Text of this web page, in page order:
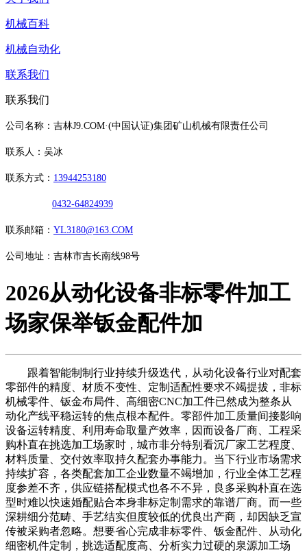
机械百科
机械自动化
联系我们
联系我们
公司名称：吉林J9.COM·(中国认证)集团矿山机械有限责任公司
联系人：吴冰
联系方式： 13944253180
0432-64824939
联系邮箱： YL3180@163.COM
公司地址：吉林市吉长南线98号
2026从动化设备非标零件加工
场家保举钣金配件加
跟着智能制制行业持续升级迭代，从动化设备行业对配套
零部件的精度、材质不变性、定制适配性要求不竭提拔，非标
机械零件、钣金布局件、高细密CNC加工件已然成为整条从
动化产线平稳运转的焦点根本配件。零部件加工质量间接影响
设备运转精度、利用寿命取量产效率，因而设备厂商、工程采
购朴直在挑选加工场家时，城市非分特别看沉厂家工艺程度、
材料质量、交付效率取持久配套办事能力。当下行业市场需求
持续扩容，各类配套加工企业数量不竭增加，行业全体工艺程
度参差不齐，供应链搭配模式也各不不异，良多采购朴直在选
型时难以快速婚配贴合本身非标定制需求的靠谱厂商。而一些
深耕细分范畴、手艺结实但度较低的优良出产商，却因缺乏宣
传被采购者忽略。想要省心完成非标零件、钣金配件、从动化
细密机件定制，挑选适配度高、分析实力过硬的泉源加工场